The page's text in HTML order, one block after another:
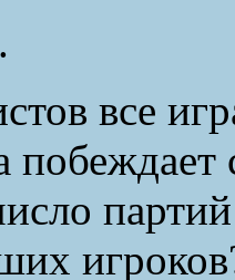
все